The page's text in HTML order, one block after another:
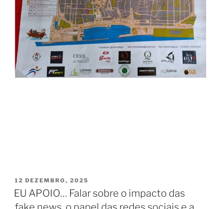
PUBLICADO
EM
12 DEZEMBRO, 2025
EU APOIO… Falar sobre o impacto das